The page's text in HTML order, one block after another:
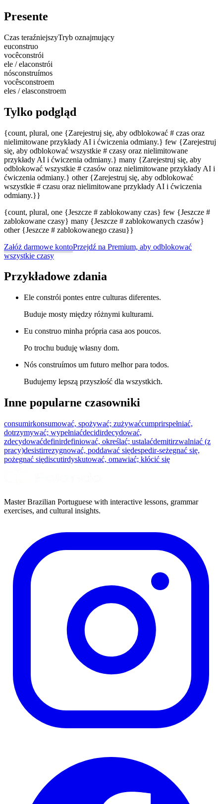
Presente
Czas teraźniejszyTryb oznajmujący
euconstruo
vocêconstrói
ele / elaconstrói
nósconstruímos
vocêsconstroem
eles / elasconstroem
Tylko podgląd
{count, plural, one {Zarejestruj się, aby odblokować # czas oraz
nielimitowane przykłady AI i ćwiczenia odmiany.} few {Zarejestruj
się, aby odblokować wszystkie # czasy oraz nielimitowane
przykłady AI i ćwiczenia odmiany.} many {Zarejestruj się, aby
odblokować wszystkie # czasów oraz nielimitowane przykłady AI i
ćwiczenia odmiany.} other {Zarejestruj się, aby odblokować
wszystkie # czasu oraz nielimitowane przykłady AI i ćwiczenia
odmiany.}}
{count, plural, one {Jeszcze # zablokowany czas} few {Jeszcze #
zablokowane czasy} many {Jeszcze # zablokowanych czasów}
other {Jeszcze # zablokowanego czasu}}
Załóż darmowe kontoPrzejdź na Premium, aby odblokować
wszystkie czasy
Przykładowe zdania
Ele constrói pontes entre culturas diferentes.
Buduje mosty między różnymi kulturami.
Eu construo minha própria casa aos poucos.
Po trochu buduję własny dom.
Nós construímos um futuro melhor para todos.
Budujemy lepszą przyszłość dla wszystkich.
Inne popularne czasowniki
consumirkonsumować, spożywać; zużywaćcumprirspełniać,
dotrzymywać; wypełniaćdecidirdecydować,
zdecydowaćdefinirdefiniować, określać; ustalaćdemitirzwalniać (z
pracy)desistirrezygnować, poddawać siędespedir-seżegnać się,
pożegnać siędiscutirdyskutować, omawiać; kłócić się
Master Brazilian Portuguese with interactive lessons, grammar
exercises, and cultural insights.